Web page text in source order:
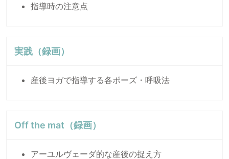
指導時の注意点
実践（録画）
産後ヨガで指導する各ポーズ・呼吸法
Off the mat（録画）
アーユルヴェーダ的な産後の捉え方